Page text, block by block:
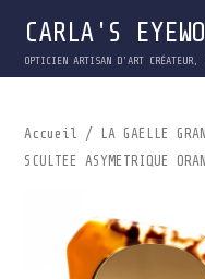
CARLA'S
OPTICIEN ARTISAN D'ART CRÉATEUR,
Accueil / LA GAELLE
SCULTEE ASYMETRIQUE